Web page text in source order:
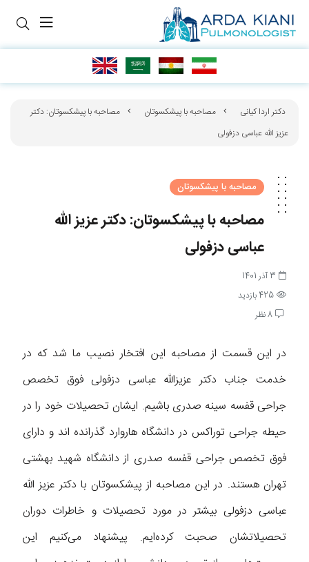
دکتر اردا کیانی مصاحبه با پیشکسوتان
مصاحبه با پیشکسوتان: دکتر
عزیز الله عباسی دزفولی
مصاحبه با پیشکسوتان
مصاحبه با پیشکسوتان: دکتر عزیز الله
عباسی دزفولی
3 آذر 1401
425 بازدید
8 نظر
در این قسمت از مصاحبه این افتخار نصیب ما شد که در
خدمت جناب دکتر عزیزالله عباسی دزفولی فوق تخصص
جراحی قفسه سینه صدری باشیم. ایشان تحصیلات خود را در
حیطه جراحی توراکس در دانشگاه هاروارد گذرانده اند و دارای
فوق تخصص جراحی قفسه صدری از دانشگاه شهید بهشتی
تهران هستند. در این مصاحبه از پیشکسوتان با دکتر عزیز الله
عباسی دزفولی بیشتر در مورد تحصیلات و خاطرات دوران
تحصیلاتشان صحبت کرده‌ایم. پیشنهاد می‌کنیم این